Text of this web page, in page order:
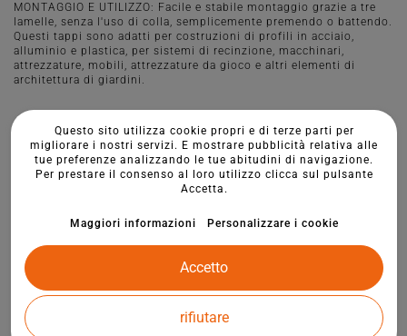
MONTAGGIO E UTILIZZO: Facile e stabile montaggio grazie a tre
lamelle, senza l'uso di colla, semplicemente premendo o battendo.
Questi tappi sono adatti per costruzioni di profili in acciaio,
alluminio e plastica, per sistemi di recinzione, macchinari,
attrezzature, mobili, attrezzature da gioco e altri elementi di
architettura di giardini.
Questo sito utilizza cookie propri e di terze parti per
migliorare i nostri servizi. E mostrare pubblicità relativa alle
tue preferenze analizzando le tue abitudini di navigazione.
Per prestare il consenso al loro utilizzo clicca sul pulsante
Accetta.
Maggiori informazioni Personalizzare i cookie
rifiutare
Accetto